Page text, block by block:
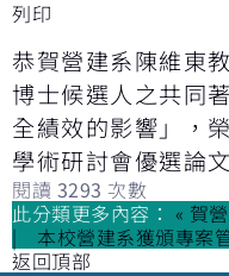
列印
恭賀營建系陳維東
博士候選人之共同
全績效的影響」，
學術研討會優選論
閱讀 3293 次數
此分類更多內容： « 賀
本校營建系獲頒專案
返回頂部